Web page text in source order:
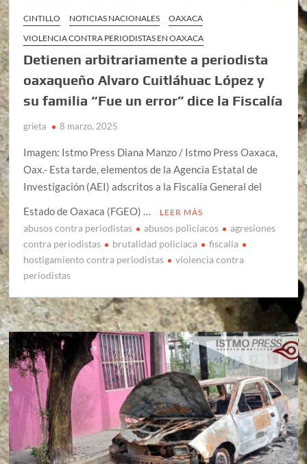
CINTILLO NOTICIAS NACIONALES
OAXACA
VIOLENCIA CONTRA PERIODISTAS EN OAXACA
Detienen arbitrariamente a periodista
oaxaqueño Alvaro Cuitláhuac López y
su familia “Fue un error” dice la Fiscalía
grieta 8 marzo, 2025
Imagen: Istmo Press Diana Manzo / Istmo Press Oaxaca,
Oax.- Esta tarde, elementos de la Agencia Estatal de
Investigación (AEI) adscritos a la Fiscalía General del
Estado de Oaxaca (FGEO) …
LEER MÁS
abusos contra periodistas abusos policíacos
agresiones
contra periodistas
brutalidad policiaca
fiscalia
hostigamiento contra periodistas
violencia contra
periodistas